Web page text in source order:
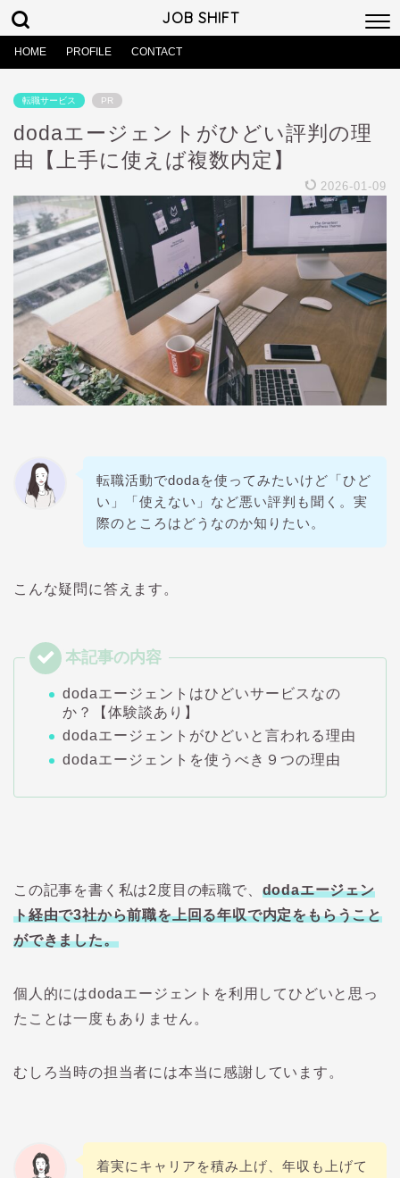
JOB SHIFT
HOME PROFILE CONTACT
転職サービス PR
dodaエージェントがひどい評判の理
由【上手に使えば複数内定】
2026-01-09
転職活動でdodaを使ってみたいけど「ひど
い」「使えない」など悪い評判も聞く。実
際のところはどうなのか知りたい。
こんな疑問に答えます。
dodaエージェントはひどいサービスなの
か？【体験談あり】
dodaエージェントがひどいと言われる理由
dodaエージェントを使うべき９つの理由
この記事を書く私は2 度目の転職で、 dodaエージェン
ト経由で3社から前職を上回る年収で内定をもらうこと
ができました。
個人的にはdodaエージェントを利用してひどいと思っ
たことは一度もありません。
むしろ当時の担当者には本当に感謝しています。
着実にキャリアを積み上げ、年収も上げて